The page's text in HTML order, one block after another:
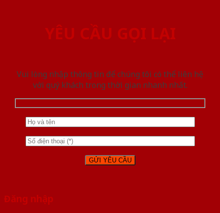
YÊU CẦU GỌI LẠI
Vui lòng nhập thông tin để chúng tôi có thể liên hệ
với quý khách trong thời gian nhanh nhất.
Đăng nhập